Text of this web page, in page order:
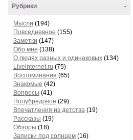
-
Рубрики
Мысли (194)
Повседневное (155)
Заметки (147)
Обо мне (138)
О людях разных и одинаковых (134)
Liveinternet.ru (75)
Воспоминания (65)
Знакомые (42)
Вопросы (41)
Полубредовое (29)
Впечатления из детства (19)
Рассказы (19)
Обзоры (18)
Записки под солнцем (16)